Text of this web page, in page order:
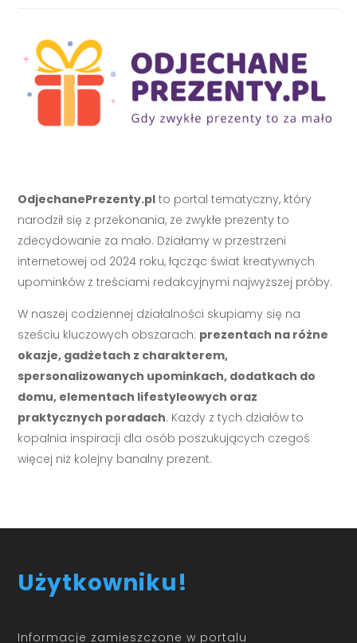
OdjechanePrezenty.pl to portal tematyczny, który
narodził się z przekonania, że zwykłe prezenty to
zdecydowanie za mało. Działamy w przestrzeni
internetowej od 2024 roku, łącząc świat kreatywnych
upominków z treściami redakcyjnymi najwyższej próby.
W naszej codziennej działalności skupiamy się na
sześciu kluczowych obszarach: prezentach na różne
okazje, gadżetach z charakterem,
spersonalizowanych upominkach, dodatkach do
domu, elementach lifestyleowych oraz
praktycznych poradach. Każdy z tych działów to
kopalnia inspiracji dla osób poszukujących czegoś
więcej niż kolejny banalny prezent.
Użytkowniku!
Informacje zamieszczone w portalu